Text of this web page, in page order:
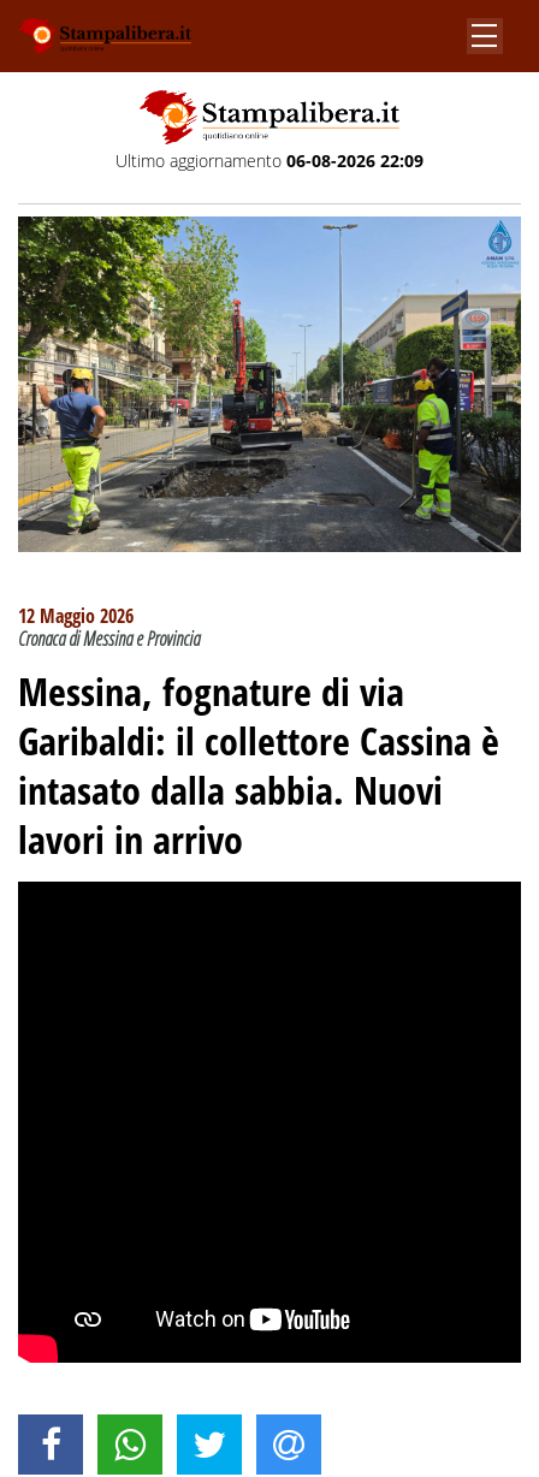
Ultimo aggiornamento 06-08-2026 22:09
12 Maggio 2026
Cronaca di Messina e Provincia
Messina, fognature di via
Garibaldi: il collettore Cassina è
intasato dalla sabbia. Nuovi
lavori in arrivo